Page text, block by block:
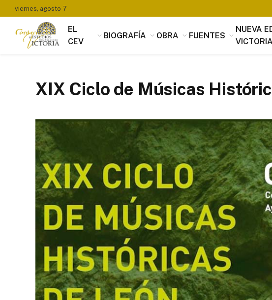
viernes, agosto 7
EL
CEV
BIOGRAFÍA OBRA FUENTES
NUEVA
VICTORIA
XIX Ciclo de Músicas